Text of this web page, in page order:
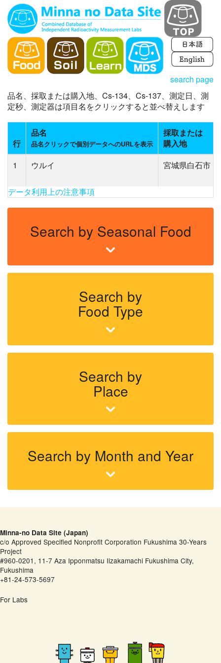
search page
品名、採取または購入地、Cs-134、Cs-137、測定日、測
定秒、測定器は項目名をクリックすると並べ替えします
行
品名
品名クリックで個別データへのURLを表示
採取または
購入地
1
ウルイ 宮城県白石市
データ利用上の注意事項
Search by Seasonal Food
Search by
Food Type
Search by
Place
Search by Month and Year
Minna-no Data Site (Japan)
c/o Approved Specified Nonprofit Corporation Fukushima 30-Years
Project
#960-0201, 11-7 Aza Ipponmatsu Iizakamachi Fukushima City,
Fukushima
+81-24-573-5697
For Labs